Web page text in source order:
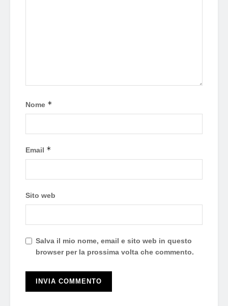
Nome *
Email *
Sito web
Salva il mio nome, email e sito web in questo
browser per la prossima volta che commento.